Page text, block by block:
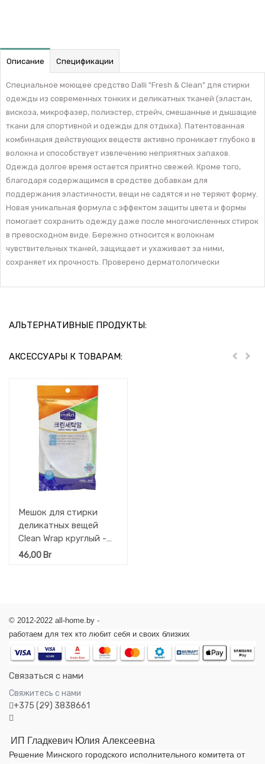
Описание Спецификации
Специальное моющее средство Dalli "Fresh & Clean" для стирки
одежды из современных тонких и деликатных тканей (эластан,
вискоза, микрофазер, полиэстер, стрейч, смешанные и дышащие
ткани для спортивной и одежды для отдыха). Патентованная
комбинация действующих веществ активно проникает глубоко в
волокна и способствует извлечению неприятных запахов.
Одежда долгое время остается приятно свежей. Кроме того,
благодаря содержащимся в средстве добавкам для
поддержания эластичности, вещи не садятся и не теряют форму.
Новая уникальная формула с эффектом защиты цвета и формы
помогает сохранить одежду даже после многочисленных стирок
в превосходном виде. Бережно относится к волокнам
чувствительных тканей, защищает и ухаживает за ними,
сохраняет их прочность. Проверено дерматологически
АЛЬТЕРНАТИВНЫЕ ПРОДУКТЫ:
АКСЕССУАРЫ К ТОВАРАМ: Пред
Мешок для стирки
деликатных вещей
Clean Wrap круглый -
диаметр 45 см 1 шт
46,00Br
© 2012-2022 all-home.by -
работаем для тех кто любит себя и своих близких
Связаться с нами
Свяжитесь с нами
+375 (29) 3838661
ИП Гладкевич Юлия Алексеевна
Решение Минского городского исполнительного комитета от